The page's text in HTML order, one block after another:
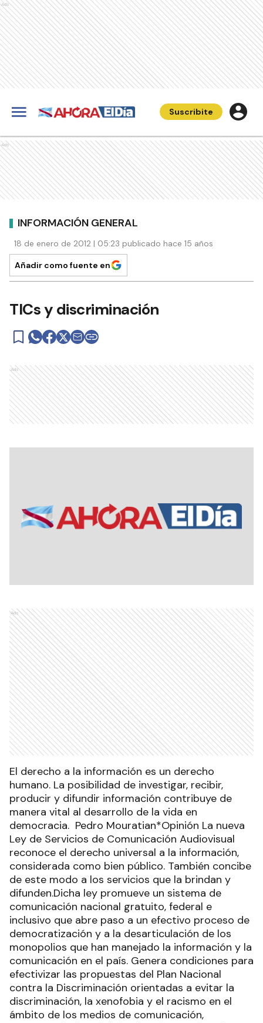
Ads
Suscribite
Ads
INFORMACIÓN GENERAL
18 de enero de 2012 | 05:23 publicado hace 15 años
Añadir como fuente en
TICs y discriminación
Ads
Ads
El derecho a la información es un derecho
humano. La posibilidad de investigar, recibir,
producir y difundir información contribuye de
manera vital al desarrollo de la vida en
democracia. Pedro Mouratian*Opinión La nueva
Ley de Servicios de Comunicación Audiovisual
reconoce el derecho universal a la información,
considerada como bien público. También concibe
de este modo a los servicios que la brindan y
difunden.Dicha ley promueve un sistema de
comunicación nacional gratuito, federal e
inclusivo que abre paso a un efectivo proceso de
democratización y a la desarticulación de los
monopolios que han manejado la información y la
comunicación en el país. Genera condiciones para
efectivizar las propuestas del Plan Nacional
contra la Discriminación orientadas a evitar la
discriminación, la xenofobia y el racismo en el
ámbito de los medios de comunicación,